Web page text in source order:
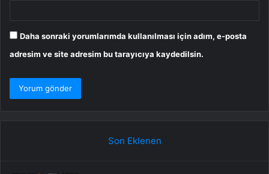
Daha sonraki yorumlarımda kullanılması için adım, e-posta
adresim ve site adresim bu tarayıcıya kaydedilsin.
Son Eklenen